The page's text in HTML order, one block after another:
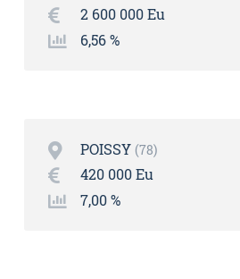
2 600 000 Eu
6,56 %
POISSY 78
420 000 Eu
7,00 %